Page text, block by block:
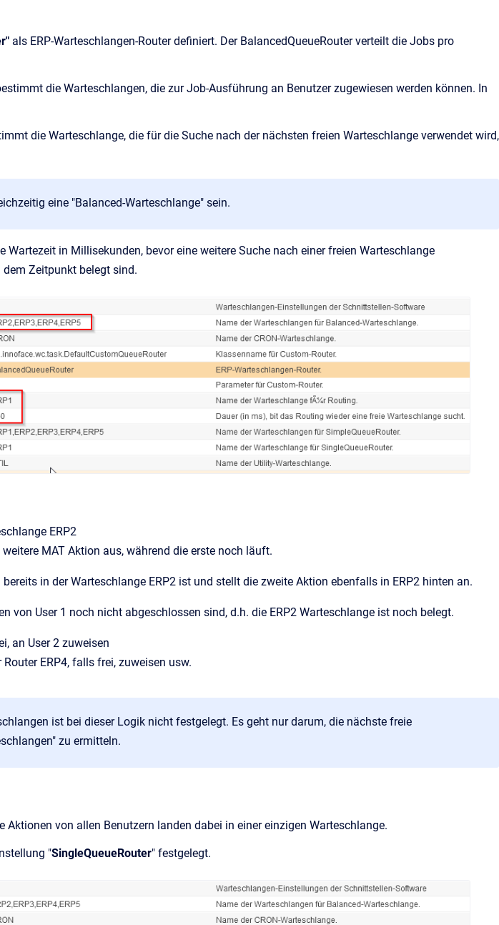
als ERP-Warteschlangen-Router definiert. Der BalancedQueueRouter verteilt die Jobs pro
die Warteschlangen, die zur Job-Ausführung an Benutzer zugewiesen werden können. In
die Warteschlange, die für die Suche nach der nächsten freien Warteschlange verwendet wird,
eine "Balanced-Warteschlange" sein.
Wartezeit in Millisekunden, bevor eine weitere Suche nach einer freien Warteschlange
Zeitpunkt belegt sind.
ERP2
MAT Aktion aus, während die erste noch läuft.
bereits in der Warteschlange ERP2 ist und stellt die zweite Aktion ebenfalls in ERP2 hinten an.
von User 1 noch nicht abgeschlossen sind, d.h. die ERP2 Warteschlange ist noch belegt.
an User 2 zuweisen
ERP4, falls frei, zuweisen usw.
ist bei dieser Logik nicht festgelegt. Es geht nur darum, die nächste freie
zu ermitteln.
Aktionen von allen Benutzern landen dabei in einer einzigen Warteschlange.
"SingleQueueRouter" festgelegt.